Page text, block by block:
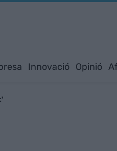
Innovació Opinió